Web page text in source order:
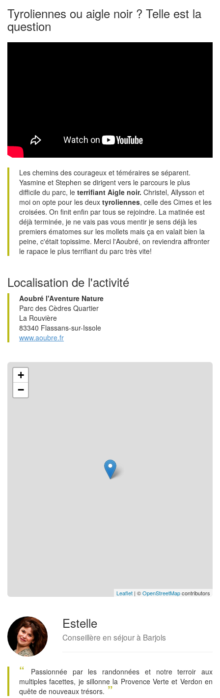
Tyroliennes ou aigle noir ? Telle est la
question
Les chemins des courageux et téméraires se séparent.
Yasmine et Stephen se dirigent vers le parcours le plus
difficile du parc, le terrifiant Aigle noir. Christel, Allysson et
moi on opte pour les deux tyroliennes, celle des Cimes et les
croisées. On finit enfin par tous se rejoindre. La matinée est
déjà terminée, je ne vais pas vous mentir je sens déjà les
premiers ématomes sur les mollets mais ça en valait bien la
peine, c'était topissime. Merci l'Aoubré, on reviendra affronter
le rapace le plus terrifiant du parc très vite!
Localisation de l'activité
Aoubré l'Aventure Nature
Parc des Cèdres Quartier
La Rouvière
83340 Flassans-sur-Issole
www.aoubre.fr
+
−
Leaflet | ©OpenStreetMapcontributors
Estelle
Conseillère en séjour à Barjols
“
Passionnée par les randonnées et notre terroir aux
multiples facettes, je sillonne la Provence Verte et Verdon en
quête de nouveaux trésors. ”